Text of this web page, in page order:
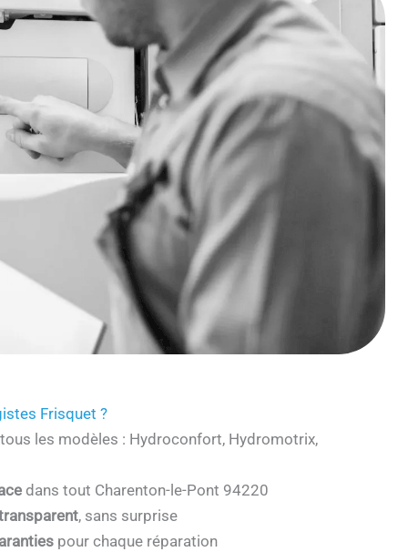
Frisquet ?
les modèles : Hydroconfort, Hydromotrix,
dans tout Charenton-le-Pont 94220
, sans surprise
pour chaque réparation